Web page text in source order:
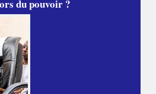
du pouvoir ?